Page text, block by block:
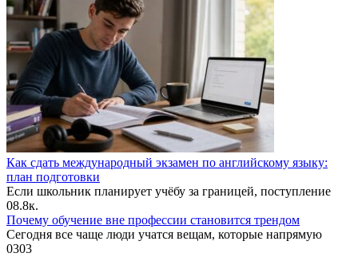
Как сдать международный экзамен по английскому языку:
план подготовки
Если школьник планирует учёбу за границей, поступление
08.8к.
Почему обучение вне профессии становится трендом
Сегодня все чаще люди учатся вещам, которые напрямую
0303